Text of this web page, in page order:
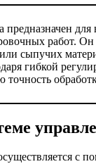
предназначен
работ. Он
сыпучих
гибкой
точность